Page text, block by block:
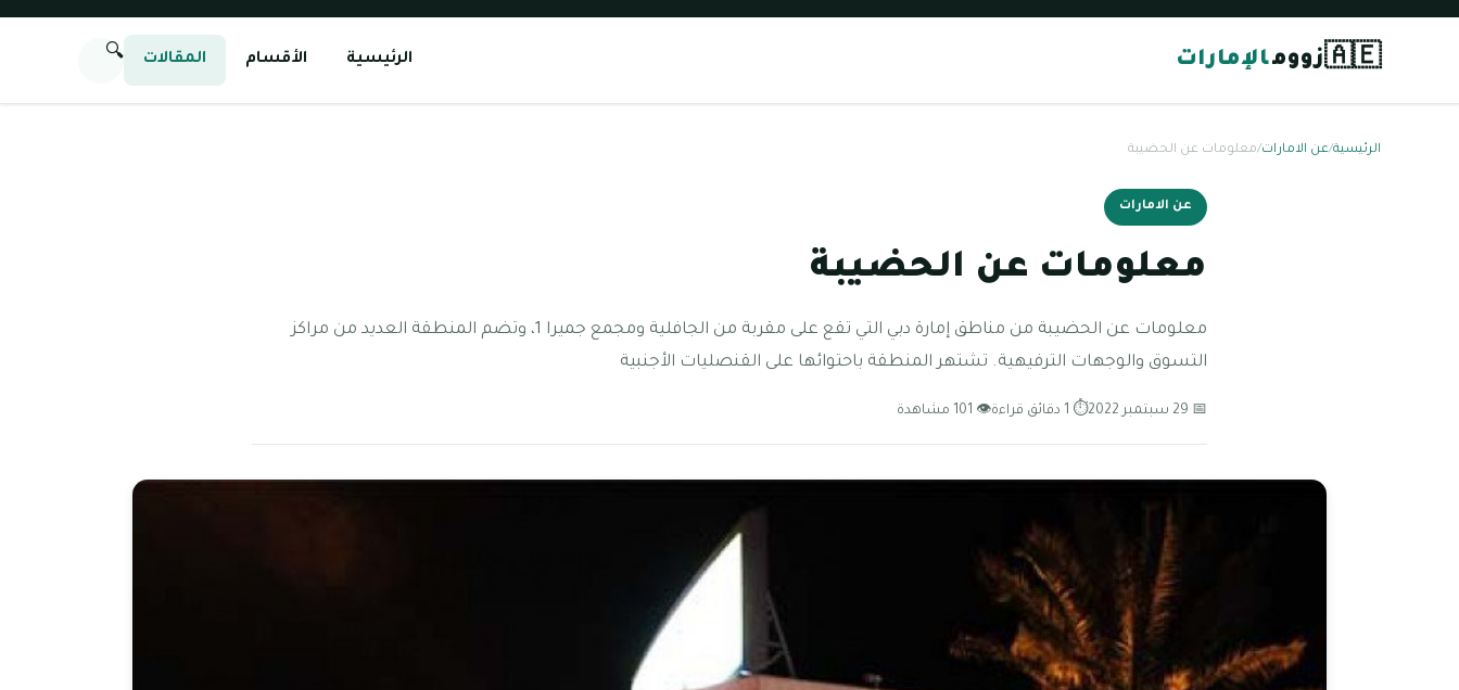
🇦🇪زوومالإمارات الرئيسية الأقسام المقالات 🔍
الرئيسية/عن الامارات/معلومات عن الحضيبة
عن الامارات
معلومات عن الحضيبة
معلومات عن الحضيبة من مناطق إمارة دبي التي تقع على مقربة من الجافلية ومجمع جميرا 1، وتضم المنطقة العديد من مراكز
التسوق والوجهات الترفيهية. تشتهر المنطقة باحتوائها على القنصليات الأجنبية
📅 29 سبتمبر 2022 ⏱ 1 دقائق قراءة 👁 101 مشاهدة